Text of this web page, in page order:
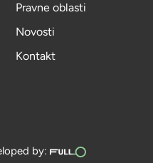
Pravne oblasti
Novosti
Kontakt
by: